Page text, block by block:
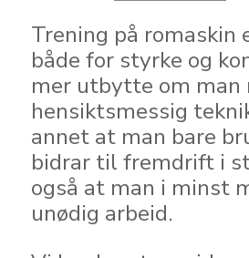
Trening på
både for styrke og
mer utbytte om man
hensiktsmessig
annet at man bare
bidrar til fremdrift i
også at man i minst
unødig arbeid.